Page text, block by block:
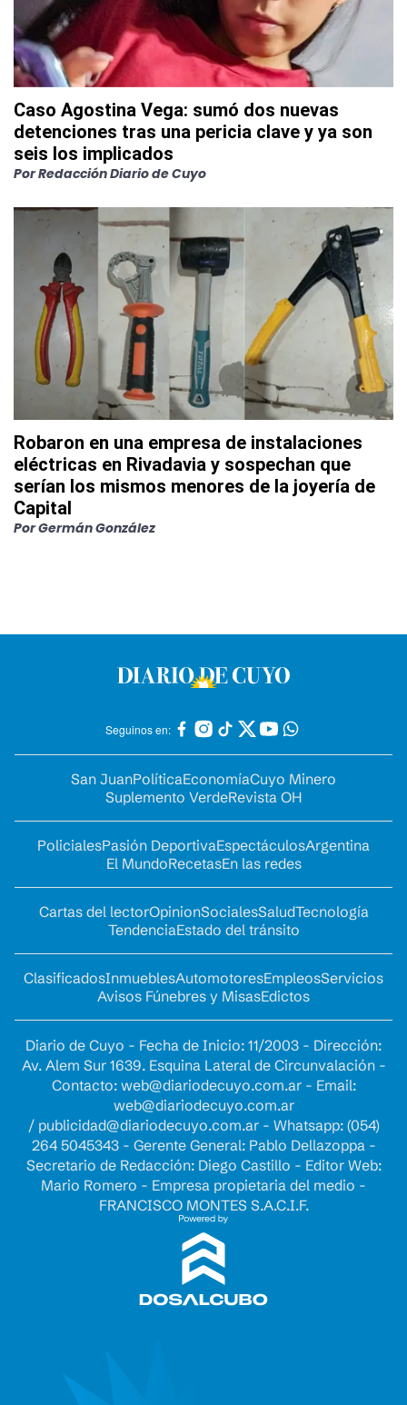
Caso Agostina Vega: sumó dos nuevas
detenciones tras una pericia clave y ya son
seis los implicados
PorRedacción Diario de Cuyo
Robaron en una empresa de instalaciones
eléctricas en Rivadavia y sospechan que
serían los mismos menores de la joyería de
Capital
PorGermán González
Seguinos en:
San JuanPolíticaEconomíaCuyo Minero
Suplemento VerdeRevista OH
PolicialesPasión DeportivaEspectáculosArgentina
El MundoRecetasEn las redes
Cartas del lectorOpinionSocialesSaludTecnología
TendenciaEstado del tránsito
ClasificadosInmueblesAutomotoresEmpleosServicios
Avisos Fúnebres y MisasEdictos
Diario de Cuyo - Fecha de Inicio: 11/2003 - Dirección:
Av. Alem Sur 1639. Esquina Lateral de Circunvalación -
Contacto: web@diariodecuyo.com.ar- Email:
web@diariodecuyo.com.ar
/ publicidad@diariodecuyo.com.ar- Whatsapp: (054)
264 5045343 - Gerente General: Pablo Dellazoppa -
Secretario de Redacción: Diego Castillo - Editor Web:
Mario Romero - Empresa propietaria del medio -
FRANCISCO MONTES S.A.C.I.F.